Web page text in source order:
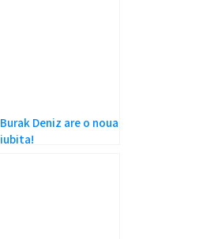
Burak Deniz are o noua
iubita!